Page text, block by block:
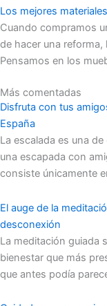
Los mejores
Cuando compramos
de hacer una reforma,
Pensamos en los
Más comentadas
Disfruta con tus
España
La escalada es una
una escapada con
consiste únicamente
El auge de la
desconexión
La meditación guiada
bienestar que más
que antes podía